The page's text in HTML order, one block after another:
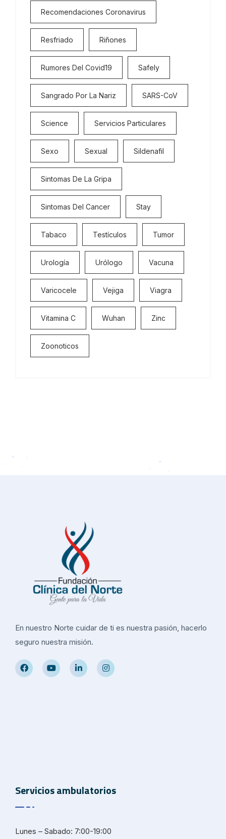
Recomendaciones Coronavirus
Resfriado Riñones
Rumores Del Covid19 Safely
Sangrado Por La Nariz SARS-CoV
Science Servicios Particulares
Sexo Sexual Sildenafil
Sintomas De La Gripa
Sintomas Del Cancer Stay
Tabaco Testículos Tumor
Urología Urólogo Vacuna
Varicocele Vejiga Viagra
Vitamina C Wuhan Zinc
Zoonoticos
En nuestro Norte cuidar de ti es nuestra pasión, hacerlo
seguro nuestra misión.
Servicios ambulatorios
Lunes – Sabado: 7:00-19:00